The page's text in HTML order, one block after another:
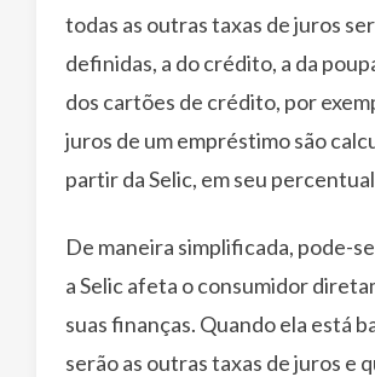
todas as outras taxas de juros
definidas, a do crédito, a da
dos cartões de crédito, por
juros de um empréstimo são
partir da Selic, em seu
De maneira simplificada, pode-
a Selic afeta o consumidor
suas finanças. Quando ela está
serão as outras taxas de juros e